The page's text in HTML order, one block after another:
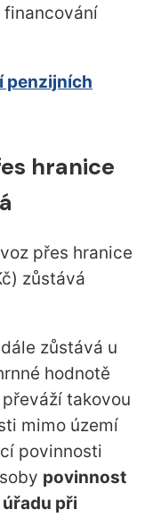
penzijních
hranice
přes hranice
zůstává
zůstává u
hodnotě
takovou
mimo území
povinnosti
povinnost
při